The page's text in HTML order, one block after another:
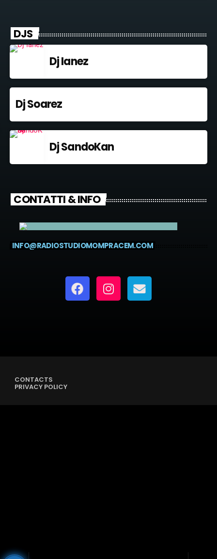
DJS
Dj Ianez
Dj Soarez
Dj SandoKan
CONTATTI & INFO
INFO@RADIOSTUDIOMOMPRACEM.COM
CONTACTS
PRIVACY POLICY